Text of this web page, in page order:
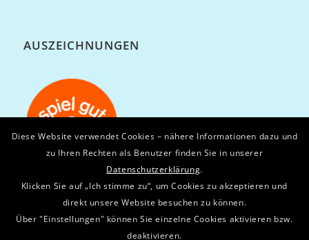
AUSZEICHNUNGEN
Diese Website verwendet Cookies – nähere Informationen dazu und
zu Ihren Rechten als Benutzer finden Sie in unserer
Datenschutzerklärung.
Klicken Sie auf „Ich stimme zu“, um Cookies zu akzeptieren und
direkt unsere Website besuchen zu können.
Über "Einstellungen" können Sie einzelne Cookies aktivieren bzw.
deaktivieren.